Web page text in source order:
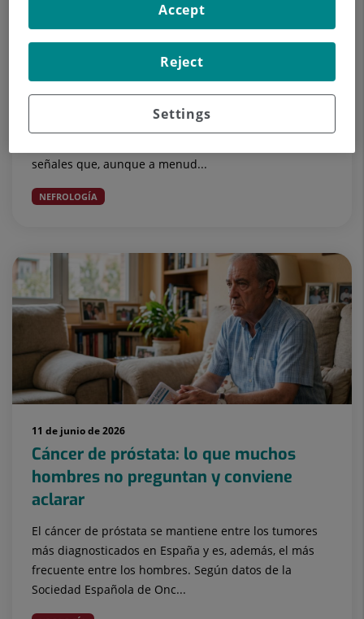
Día Mundial del Cáncer de Riñón:
cuándo una molestia lumbar o urinaria
puede requerir valoración médica
Cada mes de junio se celebra el Día Mundial del
Cáncer de Riñón, una fecha que ayuda a recordar la
señales que, aunque a menud...
NEFROLOGÍA
11 de junio de 2026
Cáncer de próstata: lo que muchos
hombres no preguntan y conviene
aclarar
El cáncer de próstata se mantiene entre los tumores
más diagnosticados en España y es, además, el más
frecuente entre los hombres. Según datos de la
Sociedad Española de Onc...
Settings
Reject
Accept